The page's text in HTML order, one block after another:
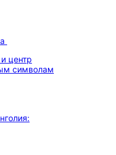
центр
символам